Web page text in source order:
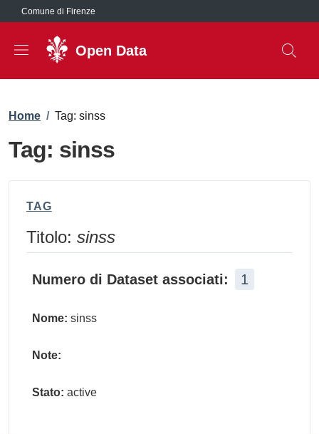
Salta al contenuto principale
Comune di Firenze
Open Data
Briciole di pane
Home / Tag: sinss
Tag: sinss
TAG
Titolo: sinss
Numero di Dataset associati: 1
Nome: sinss
Note:
Stato: active